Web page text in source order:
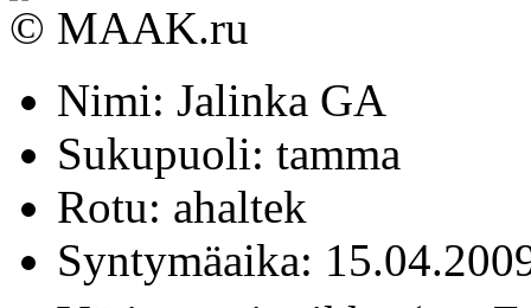
© MAAK.ru
Nimi: Jalinka GA
Sukupuoli: tamma
Rotu: ahaltek
Syntymäaika: